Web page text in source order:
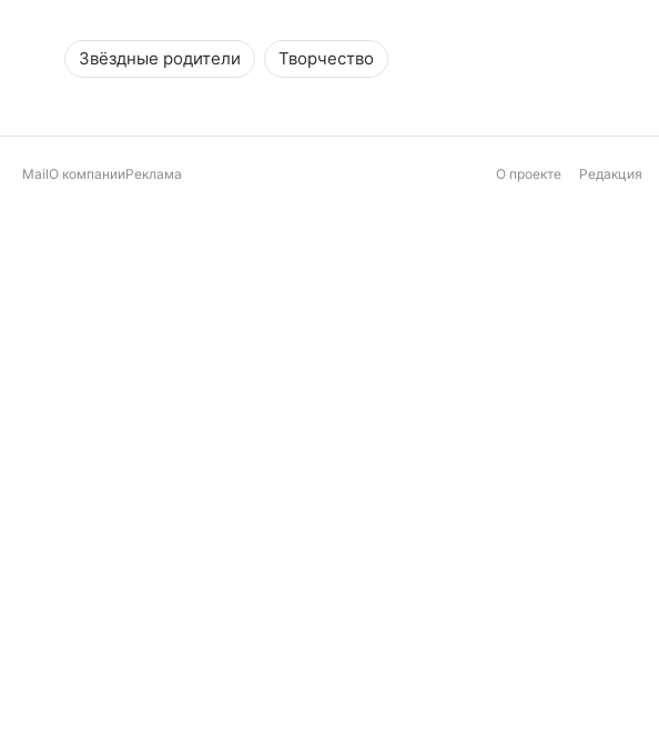
Звёздные родители Творчество
MailО компанииРеклама О проекте Редакция